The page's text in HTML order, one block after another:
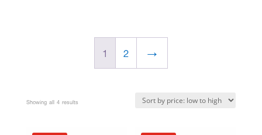
to
Sale!